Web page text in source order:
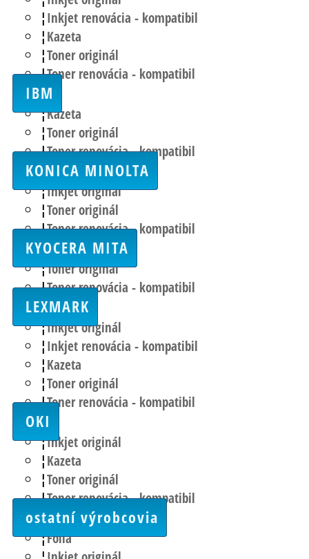
Inkjet renovácia - kompatibil
Kazeta
Toner originál
Toner renovácia - kompatibil
IBM
Kazeta
Toner originál
Toner renovácia - kompatibil
KONICA MINOLTA
Inkjet originál
Toner originál
Toner renovácia - kompatibil
KYOCERA MITA
Toner originál
Toner renovácia - kompatibil
LEXMARK
Inkjet originál
Inkjet renovácia - kompatibil
Kazeta
Toner originál
Toner renovácia - kompatibil
OKI
Inkjet originál
Kazeta
Toner originál
Toner renovácia - kompatibil
ostatní výrobcovia
Fólia